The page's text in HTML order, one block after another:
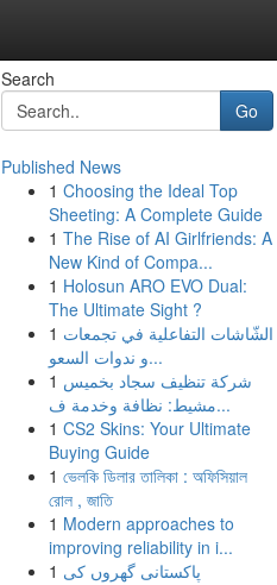
Search
Go
Published News
1 Choosing the Ideal Top
Sheeting: A Complete Guide
1 The Rise of AI Girlfriends: A
New Kind of Compa...
1 Holosun ARO EVO Dual:
The Ultimate Sight ?
1 الشّاشات التفاعلية في تجمعات
و ندوات السعو...
1 شركة تنظيف سجاد بخميس
مشيط: نظافة وخدمة ف...
1 CS2 Skins: Your Ultimate
Buying Guide
1 ভেলকি ডিলার তালিকা : অফিসিয়াল
রোল , জাতি
1 Modern approaches to
improving reliability in i...
1 پاکستانی گھروں کی